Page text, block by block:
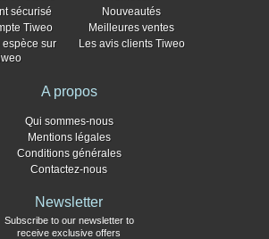
sécurisé
Tiweo
espèce sur
Nouveautés
Meilleures ventes
Les avis clients Tiweo
A propos
Qui sommes-nous
Mentions légales
Conditions générales
Contactez-nous
Newsletter
Subscribe to our newsletter to
receive exclusive offers